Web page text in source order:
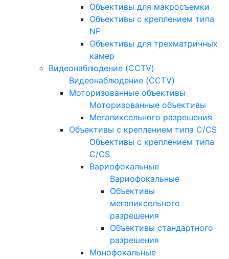
Объективы для макросъемки
Объективы с креплением типа
NF
Объективы для трехматричных
камер
Видеонаблюдение (CCTV)
Видеонаблюдение (CCTV)
Моторизованные объективы
Моторизованные объективы
Мегапиксельного разрешения
Объективы с креплением типа C/CS
Объективы с креплением типа
C/CS
Вариофокальные
Вариофокальные
Объективы
мегапиксельного
разрешения
Объективы стандартного
разрешения
Монофокальные